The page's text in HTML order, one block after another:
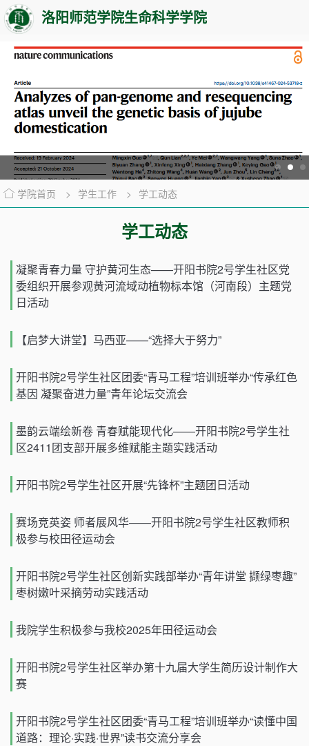
洛阳师范学院生命科学学院
学院首页 > 学生工作 > 学工动态
学工动态
凝聚青春力量 守护黄河生态——开阳书院2号学生社区党
委组织开展参观黄河流域动植物标本馆（河南段）主题党
日活动
【启梦大讲堂】马西亚——“选择大于努力”
开阳书院2号学生社区团委“青马工程”培训班举办“传承红色
基因 凝聚奋进力量”青年论坛交流会
墨韵云端绘新卷 青春赋能现代化——开阳书院2号学生社
区2411团支部开展多维赋能主题实践活动
开阳书院2号学生社区开展“先锋杯”主题团日活动
赛场竞英姿 师者展风华——开阳书院2号学生社区教师积
极参与校田径运动会
开阳书院2号学生社区创新实践部举办“青年讲堂 撷绿枣趣”
枣树嫩叶采摘劳动实践活动
我院学生积极参与我校2025年田径运动会
开阳书院2号学生社区举办第十九届大学生简历设计制作大
赛
开阳书院2号学生社区团委“青马工程”培训班举办“读懂中国
道路：理论·实践·世界”读书交流分享会